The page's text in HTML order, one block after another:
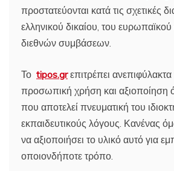
προστατεύονται κατά τις σχετικές
ελληνικού δικαίου, του ευρωπαϊκού
διεθνών συμβάσεων.
Το tipos.gr επιτρέπει
προσωπική χρήση και αξιοποίηση
που αποτελεί πνευματική του
εκπαιδευτικούς λόγους. Κανένας
να αξιοποιήσει το υλικό αυτό για
οποιονδήποτε τρόπο.